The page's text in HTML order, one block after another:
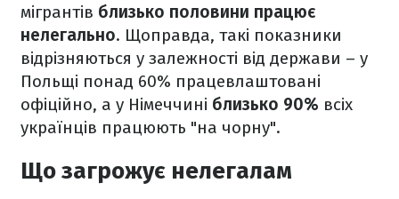
мігрантів близько половини працює
нелегально. Щоправда, такі показники
відрізняються у залежності від держави – у
Польщі понад 60% працевлаштовані
офіційно, а у Німеччині близько 90% всіх
українців працюють "на чорну".
Що загрожує нелегалам